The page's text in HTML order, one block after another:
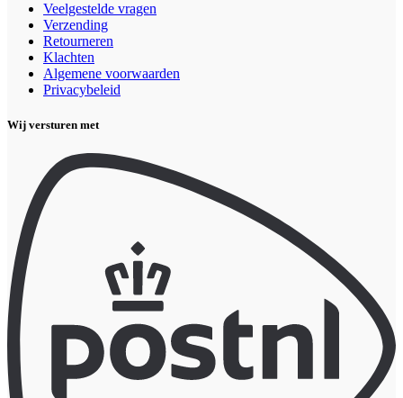
Veelgestelde vragen
Verzending
Retourneren
Klachten
Algemene voorwaarden
Privacybeleid
Wij versturen met